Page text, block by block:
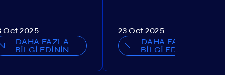
Oct 2025
DAHA FAZLA
BİLGİ EDİNİN
23 Oct 2025
DAHA FAZLA
BİLGİ EDİNİN